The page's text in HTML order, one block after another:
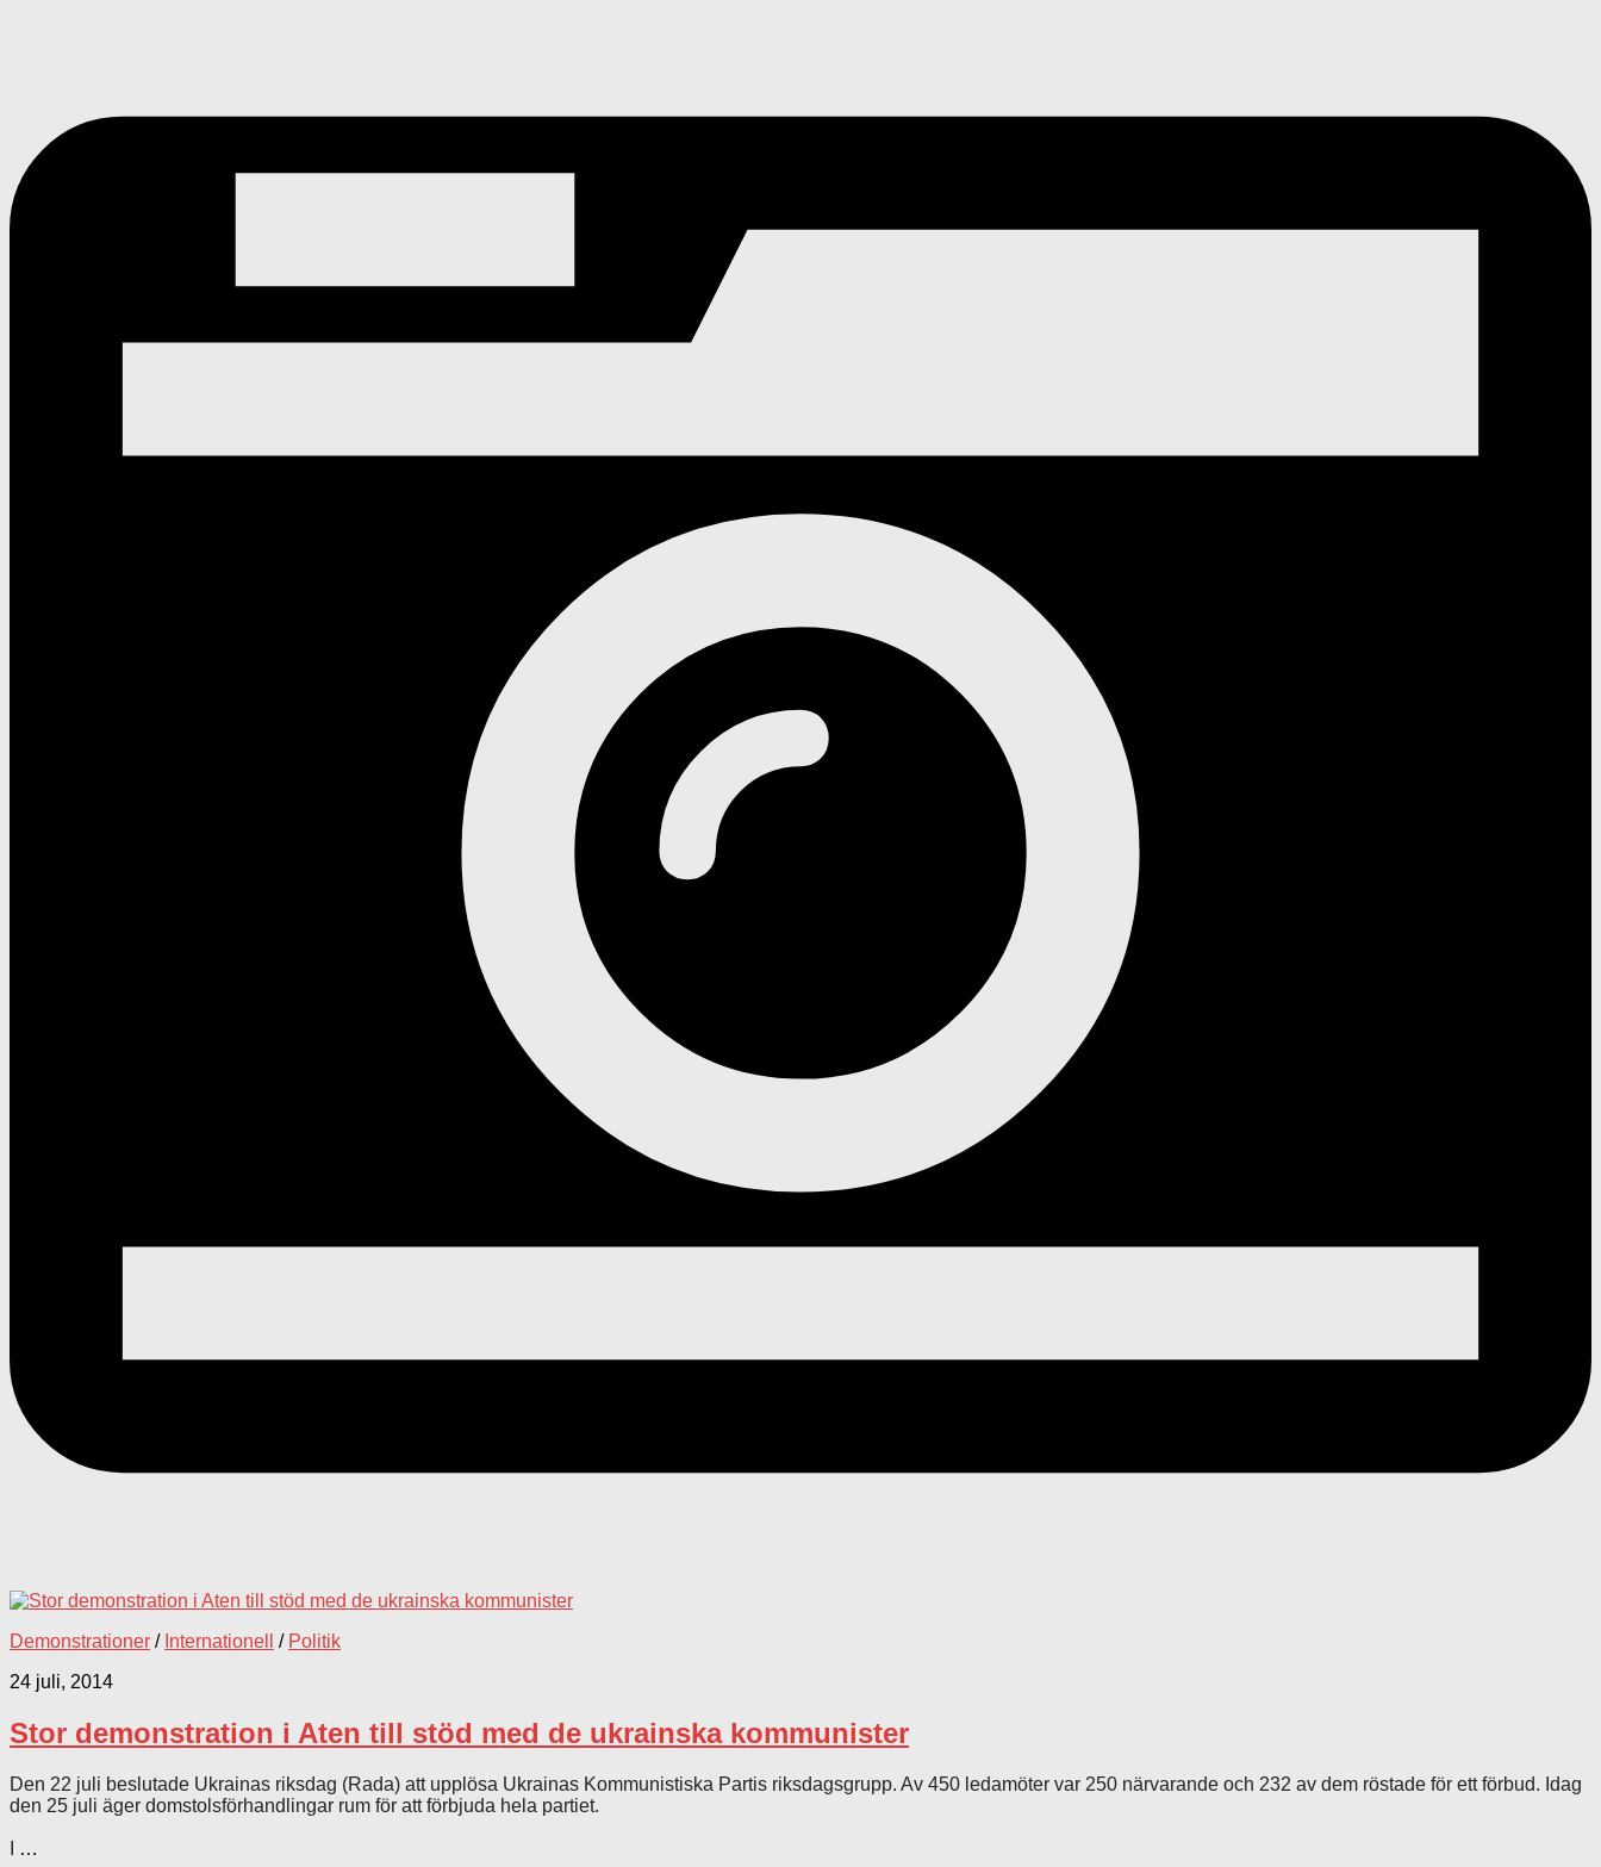
Demonstrationer / Internationell / Politik
24 juli, 2014
Stor demonstration i Aten till stöd med de ukrainska kommunister
Den 22 juli beslutade Ukrainas riksdag (Rada) att upplösa Ukrainas Kommunistiska Partis riksdagsgrupp. Av 450 ledamöter var 250 närvarande och 232 av dem röstade för ett förbud. Idag
den 25 juli äger domstolsförhandlingar rum för att förbjuda hela partiet.
…